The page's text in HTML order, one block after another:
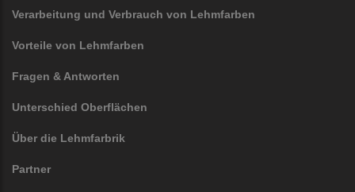
Verarbeitung und Verbrauch von Lehmfarben
Vorteile von Lehmfarben
Fragen & Antworten
Unterschied Oberflächen
Über die Lehmfarbrik
Partner